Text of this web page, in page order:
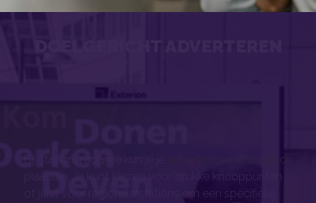
Bij stationsreclame kun je je
plaatsen. Je kunt kiezen voor drukke knooppunten
of juist voor regionale stations om een specifieke